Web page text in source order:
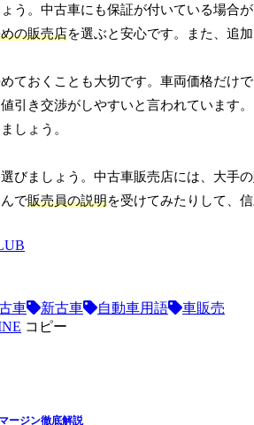
う。中古車にも保証が付いている場合
の販売店を選ぶと安心です。また、追
ておくことも大切です。車両価格だけ
引き交渉がしやすいと言われています。
しょう。
選びましょう。中古車販売店には、大手
で販売員の説明を受けてみたりして、
車 新古車 自動車用語
車販売
コピー
ージン徹底解説